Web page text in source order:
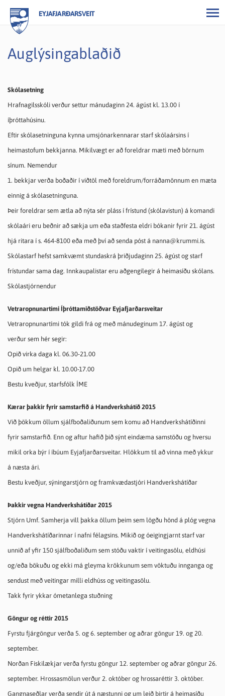
EYJAFJARÐARSVEIT
Auglýsingablaðið
Skólasetning
Hrafnagilsskóli verður settur mánudaginn 24. ágúst kl. 13.00 í
íþróttahúsinu.
Eftir skólasetninguna kynna umsjónarkennarar starf skólaársins í
heimastofum bekkjanna. Mikilvægt er að foreldrar mæti með börnum
sínum. Nemendur
1. bekkjar verða boðaðir í viðtöl með foreldrum/forráðamönnum en mæta
einnig á skólasetninguna.
Þeir foreldrar sem ætla að nýta sér pláss í frístund (skólavistun) á komandi
skólaári eru beðnir að sækja um eða staðfesta eldri bókanir fyrir 21. ágúst
hjá ritara í s. 464-8100 eða með því að senda póst á nanna@krummi.is.
Skólastarf hefst samkvæmt stundaskrá þriðjudaginn 25. ágúst og starf
frístundar sama dag. Innkaupalistar eru aðgengilegir á heimasíðu skólans.
Skólastjórnendur
Vetraropnunartími Íþróttamiðstöðvar Eyjafjarðarsveitar
Vetraropnunartími tók gildi frá og með mánudeginum 17. ágúst og
verður sem hér segir:
Opið virka daga kl. 06.30-21.00
Opið um helgar kl. 10.00-17.00
Bestu kveðjur, starfsfólk ÍME
Kærar þakkir fyrir samstarfið á Handverkshátíð 2015
Við þökkum öllum sjálfboðaliðunum sem komu að Handverkshátíðinni
fyrir samstarfið. Enn og aftur hafið þið sýnt eindæma samstöðu og hversu
mikil orka býr í íbúum Eyjafjarðarsveitar. Hlökkum til að vinna með ykkur
á næsta ári.
Bestu kveðjur, sýningarstjórn og framkvædastjóri Handverkshátíðar
Þakkir vegna Handverkshátíðar 2015
Stjórn Umf. Samherja vill þakka öllum þeim sem lögðu hönd á plóg vegna
Handverkshátíðarinnar í nafni félagsins. Mikið og óeigingjarnt starf var
unnið af yfir 150 sjálfboðaliðum sem stóðu vaktir í veitingasölu, eldhúsi
og/eða bökuðu og ekki má gleyma krökkunum sem vöktuðu innganga og
sendust með veitingar milli eldhúss og veitingasölu.
Takk fyrir ykkar ómetanlega stuðning
Göngur og réttir 2015
Fyrstu fjárgöngur verða 5. og 6. september og aðrar göngur 19. og 20.
september.
Norðan Fiskilækjar verða fyrstu göngur 12. september og aðrar göngur 26.
september. Hrossasmölun verður 2. október og hrossaréttir 3. október.
Gangnaseðlar verða sendir út á næstunni og um leið birtir á heimasíðu